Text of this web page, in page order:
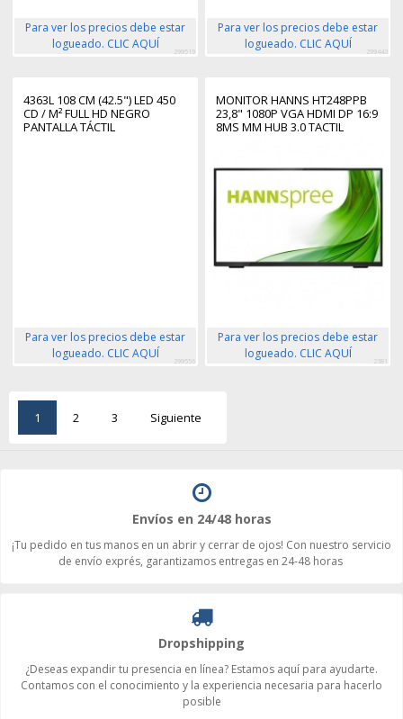
Para ver los precios debe estar
logueado. CLIC AQUÍ
299519
Para ver los precios debe estar
logueado. CLIC AQUÍ
299443
4363L 108 CM (42.5") LED 450
CD / M² FULL HD NEGRO
PANTALLA TÁCTIL
Para ver los precios debe estar
logueado. CLIC AQUÍ
299556
MONITOR HANNS HT248PPB
23,8" 1080P VGA HDMI DP 16:9
8MS MM HUB 3.0 TACTIL
Para ver los precios debe estar
logueado. CLIC AQUÍ
2381
1 2 3 Siguiente
Envíos en 24/48 horas
¡Tu pedido en tus manos en un abrir y cerrar de ojos! Con nuestro servicio
de envío exprés, garantizamos entregas en 24-48 horas
Dropshipping
¿Deseas expandir tu presencia en línea? Estamos aquí para ayudarte.
Contamos con el conocimiento y la experiencia necesaria para hacerlo
posible